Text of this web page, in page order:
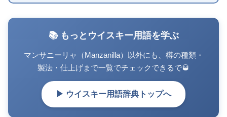
📚 もっとウイスキー用語を学ぶ
マンサニーリャ（Manzanilla）以外にも、樽の種類・
製法・仕上げまで一覧でチェックできるで🥃
▶ ウイスキー用語辞典トップへ